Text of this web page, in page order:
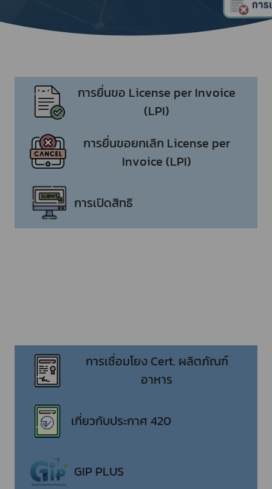
การยื่นขอ License per Invoice
(LPI)
การยื่นขอยกเลิก License per
Invoice (LPI)
การเปิดสิทธิ
การเชื่อมโยง Cert. ผลิตภัณฑ์
อาหาร
เกี่ยวกับประกาศ 420
GIP PLUS